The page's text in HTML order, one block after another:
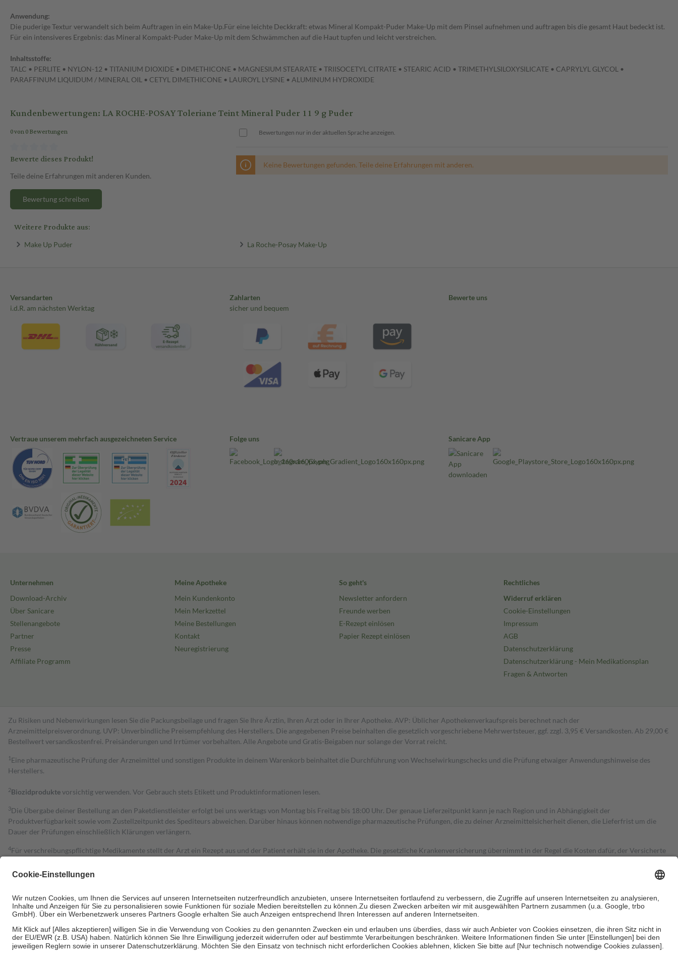
Anwendung:
Die puderige Textur verwandelt sich beim Auftragen in ein Make-Up.Für eine leichte Deckkraft: etwas Mineral Kompakt-Puder Make-Up mit dem Pinsel aufnehmen und auftragen bis die gesamt Haut bedeckt ist.
Für ein intensiveres Ergebnis: das Mineral Kompakt-Puder Make-Up mit dem Schwämmchen auf die Haut tupfen und leicht verstreichen.
Inhaltsstoffe:
TALC • PERLITE • NYLON-12 • TITANIUM DIOXIDE • DIMETHICONE • MAGNESIUM STEARATE • TRIISOCETYL CITRATE • STEARIC ACID • TRIMETHYLSILOXYSILICATE • CAPRYLYL GLYCOL •
PARAFFINUM LIQUIDUM / MINERAL OIL • CETYL DIMETHICONE • LAUROYL LYSINE • ALUMINUM HYDROXIDE
Kundenbewertungen: LA ROCHE-POSAY Toleriane Teint Mineral Puder 11 9 g Puder
0 von 0 Bewertungen
Bewerte dieses Produkt!
Teile deine Erfahrungen mit anderen Kunden.
Bewertung schreiben
Bewertungen nur in der aktuellen Sprache anzeigen.
Keine Bewertungen gefunden. Teile deine Erfahrungen mit anderen.
Weitere Produkte aus:
Make Up Puder La Roche-Posay Make-Up
Versandarten
i.d.R. am nächsten Werktag
Zahlarten
sicher und bequem
Bewerte uns
Vertraue unserem mehrfach ausgezeichneten Service Folge uns Sanicare App
Unternehmen
Download-Archiv
Über Sanicare
Stellenangebote
Partner
Presse
Affiliate Programm
Meine Apotheke
Mein Kundenkonto
Mein Merkzettel
Meine Bestellungen
Kontakt
Neuregistrierung
So geht's
Newsletter anfordern
Freunde werben
E-Rezept einlösen
Papier Rezept einlösen
Rechtliches
Widerruf erklären
Cookie-Einstellungen
Impressum
AGB
Datenschutzerklärung
Datenschutzerklärung - Mein Medikationsplan
Fragen & Antworten
Zu Risiken und Nebenwirkungen lesen Sie die Packungsbeilage und fragen Sie Ihre Ärztin, Ihren Arzt oder in Ihrer Apotheke. AVP: Üblicher Apothekenverkaufspreis berechnet nach der
Arzneimittelpreisverordnung. UVP: Unverbindliche Preisempfehlung des Herstellers. Die angegebenen Preise beinhalten die gesetzlich vorgeschriebene Mehrwertsteuer, ggf. zzgl. 3,95 € Versandkosten. Ab 29,00 €
Bestell­wert versand­kosten­frei. Preisänderungen und Irrtümer vorbehalten. Alle Angebote und Gratis-Beigaben nur solange der Vorrat reicht.
1 Eine pharmazeutische Prüfung der Arzneimittel und sonstigen Produkte in deinem Warenkorb beinhaltet die Durchführung von Wechselwirkungschecks und die Prüfung etwaiger Anwendungshinweise des
Herstellers.
2Biozidproduktevorsichtig verwenden. Vor Gebrauch stets Etikett und Produktinformationen lesen.
3Die Übergabe deiner Bestellung an den Paketdienstleister erfolgt bei uns werktags von Montag bis Freitag bis 18:00 Uhr. Der genaue Lieferzeitpunkt kann je nach Region und in Abhängigkeit der
Produktverfügbarkeit sowie vom Zustellzeitpunkt des Spediteurs abweichen. Darüber hinaus können notwendige pharmazeutische Prüfungen, die zu deiner Arzneimittelsicherheit dienen, die Lieferfrist um die
Dauer der Prüfungen einschließlich Klärungen verlängern.
4Für verschreibungspflichtige Medikamente stellt der Arzt ein Rezept aus und der Patient erhält sie in der Apotheke. Die gesetzliche Krankenversicherung übernimmt in der Regel die Kosten dafür, der Versicherte
Grundsätzlich leisten Mitglieder Zuzahlungen in Höhe von zehn Prozent des Abgabepreises,
Es sind jedoch nie mehr als die tatsächlichen Kosten der Leistung
Bei Heilmitteln und häuslicher Krankenpflege beträgt die Zuzahlung zehn Prozent der Kosten sowie zehn Euro je Verordnung.
Um das Engagement der Versicherten für ihre eigene Gesundheit zu stärken und die besondere Stellung der Familie zu unterstützen, fallenkeine Zuzahlungen
• Untersuchungen zur Vorsorge und Früherkennung, die von der GKV getragen werden
• empfohlenen Schutzimpfungen